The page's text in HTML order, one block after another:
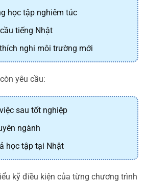
học tập nghiêm túc
tiếng Nhật
nghi môi trường mới
yêu cầu:
sau tốt nghiệp
ngành
học tập tại Nhật
kỹ điều kiện của từng chương trình